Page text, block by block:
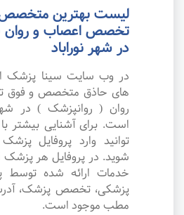
لیست بهترین
تخصص اعصاب و روان
در شهر نوراباد
در وب سایت سینا پزشک
های حاذق متخصص و
روان ( روانپزشک ) در
است. برای آشنایی بیشتر
توانید وارد پروفایل
شوید. در پروفایل هر پزشک
خدمات ارائه شده توسط
پزشکی، تخصص پزشک،
مطب موجود است.